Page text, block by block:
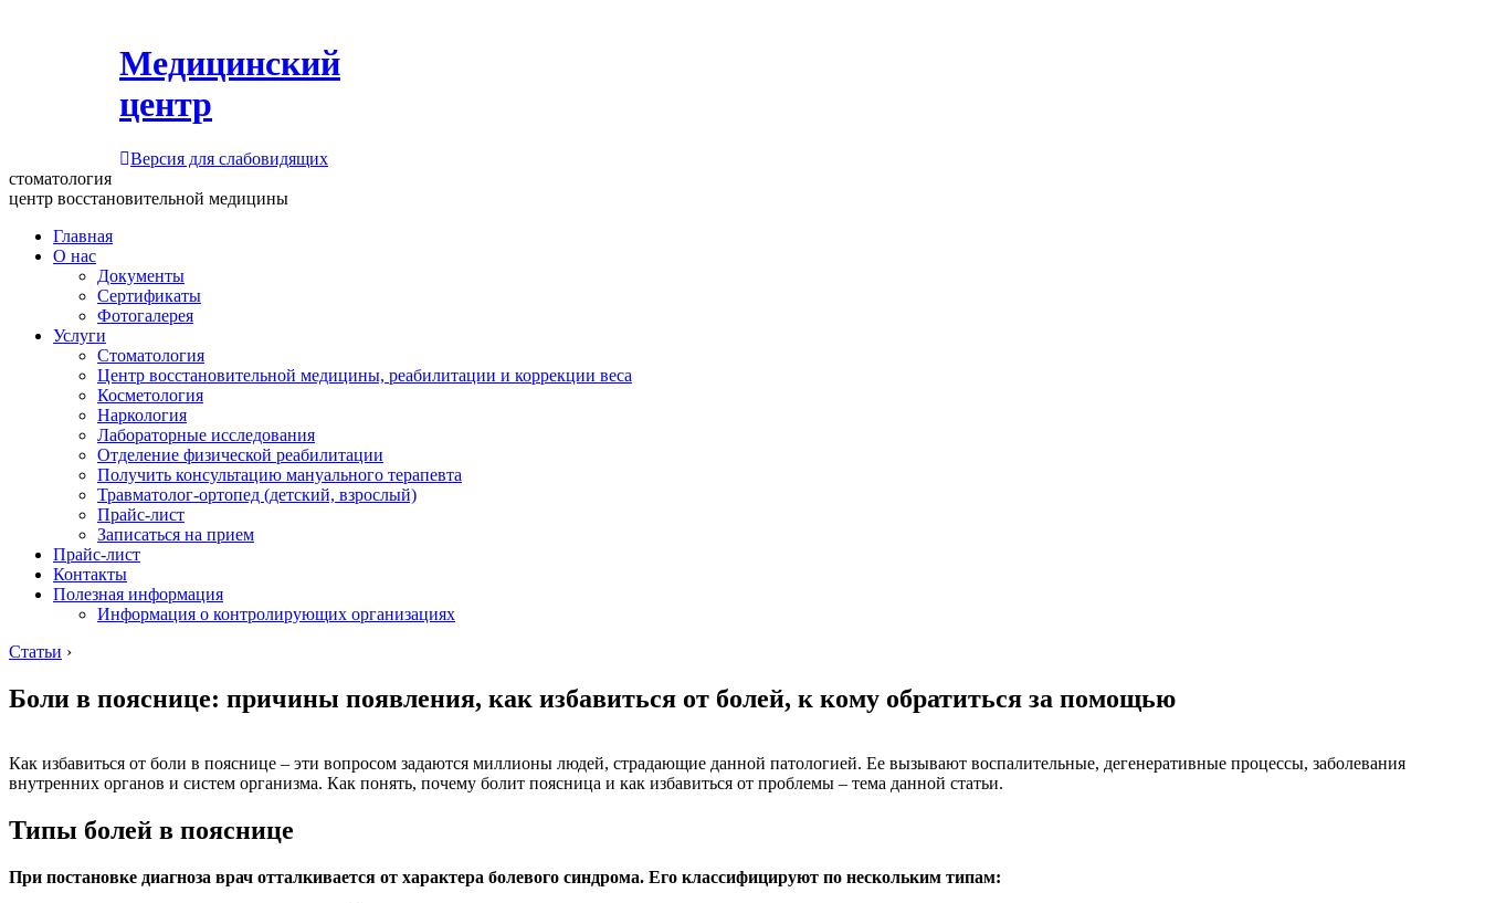
Медицинский
центр
Версия для слабовидящих
стоматология
центр восстановительной медицины
Главная
О нас
Документы
Сертификаты
Фотогалерея
Услуги
Стоматология
Центр восстановительной медицины, реабилитации и коррекции веса
Косметология
Наркология
Лабораторные исследования
Отделение физической реабилитации
Получить консультацию мануального терапевта
Травматолог-ортопед (детский, взрослый)
Прайс-лист
Записаться на прием
Прайс-лист
Контакты
Полезная информация
Информация о контролирующих организациях
Статьи ›
Боли в пояснице: причины появления, как избавиться от болей, к кому обратиться за помощью
Как избавиться от боли в пояснице – эти вопросом задаются миллионы людей, страдающие данной патологией. Ее вызывают воспалительные, дегенеративные процессы, заболевания
внутренних органов и систем организма. Как понять, почему болит поясница и как избавиться от проблемы – тема данной статьи.
Типы болей в пояснице
При постановке диагноза врач отталкивается от характера болевого синдрома. Его классифицируют по нескольким типам: